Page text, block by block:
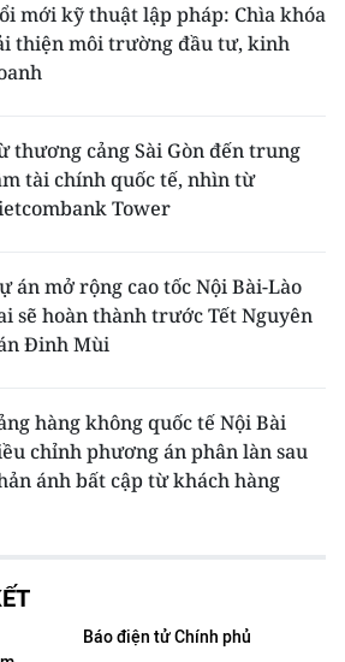
mới kỹ thuật lập pháp: Chìa khóa
thiện môi trường đầu tư, kinh
thương cảng Sài Gòn đến trung
tài chính quốc tế, nhìn từ
Tower
án mở rộng cao tốc Nội Bài-Lào
sẽ hoàn thành trước Tết Nguyên
Đinh Mùi
hàng không quốc tế Nội Bài
chỉnh phương án phân làn sau
ánh bất cập từ khách hàng
Báo điện tử Chính phủ